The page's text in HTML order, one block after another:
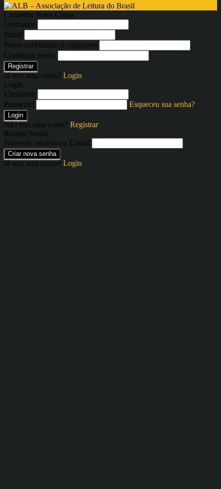
Cadastrar Nova Conta
Username
Email
PasswordMínimo 6 caracteres
Confirmar senha
Registrar
Já tem uma conta? Login
Login
Username
Password
Esqueceu sua senha?
Login
Não tem uma conta? Registrar
Resetar Senha
Nome de usuário ou E-mail
Criar nova senha
Já tem uma conta? Login